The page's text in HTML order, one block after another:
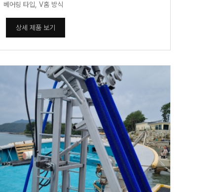
베어링 타입, V홈 방식
상세 제품 보기